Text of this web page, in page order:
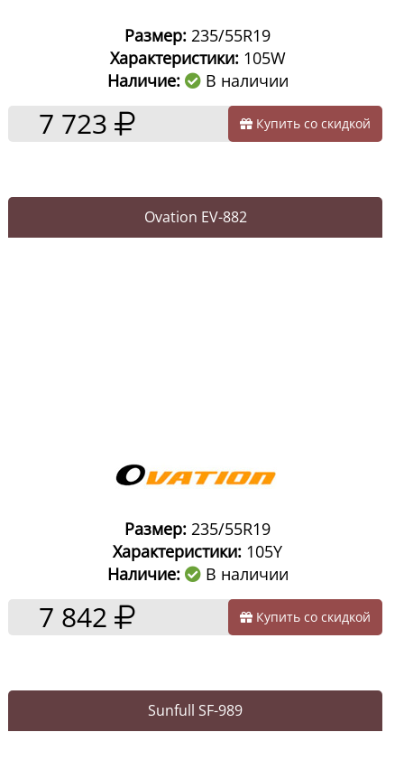
Размер: 235/55R19
Характеристики:105W
Наличие:
В наличии
7 723 Купить со скидкой
Ovation EV-882
Размер: 235/55R19
Характеристики: 105Y
Наличие:
В наличии
7 842 Купить со скидкой
Sunfull SF-989